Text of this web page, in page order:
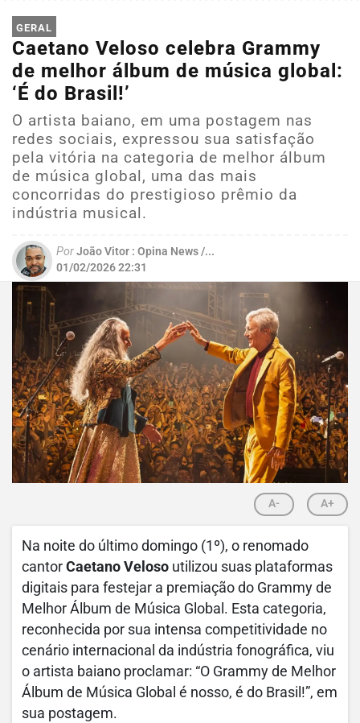
GERAL
Caetano Veloso celebra Grammy
de melhor álbum de música global:
‘É do Brasil!’
O artista baiano, em uma postagem nas
redes sociais, expressou sua satisfação
pela vitória na categoria de melhor álbum
de música global, uma das mais
concorridas do prestigioso prêmio da
indústria musical.
PorJoão Vitor : Opina News /...
01/02/2026 22:31
A- A+
Na noite do último domingo (1º), o renomado
cantor Caetano Veloso utilizou suas plataformas
digitais para festejar a premiação do Grammy de
Melhor Álbum de Música Global. Esta categoria,
reconhecida por sua intensa competitividade no
cenário internacional da indústria fonográfica, viu
o artista baiano proclamar: “O Grammy de Melhor
Álbum de Música Global é nosso, é do Brasil!”, em
sua postagem.